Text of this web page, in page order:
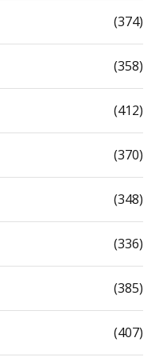
(374)
(358)
(412)
(370)
(348)
(336)
(385)
(407)